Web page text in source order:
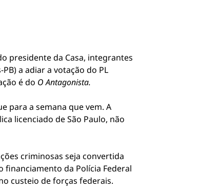
presidente da Casa, integrantes
a adiar a votação do PL
é do O Antagonista.
para a semana que vem. A
licenciado de São Paulo, não
criminosas seja convertida
financiamento da Polícia Federal
custeio de forças federais.